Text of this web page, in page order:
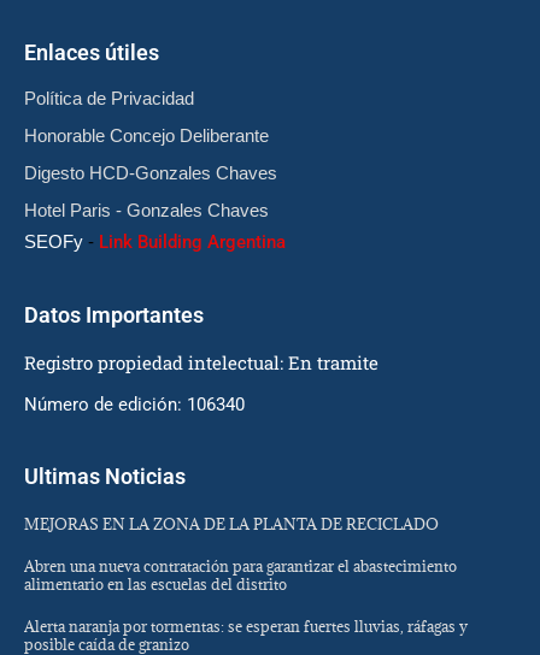
Enlaces útiles
Política de Privacidad
Honorable Concejo Deliberante
Digesto HCD-Gonzales Chaves
Hotel Paris - Gonzales Chaves
SEOFy - Link Building Argentina
Datos Importantes
Registro propiedad intelectual: En tramite
Número de edición: 106340
Ultimas Noticias
MEJORAS EN LA ZONA DE LA PLANTA DE RECICLADO
Abren una nueva contratación para garantizar el abastecimiento
alimentario en las escuelas del distrito
Alerta naranja por tormentas: se esperan fuertes lluvias, ráfagas y
posible caída de granizo